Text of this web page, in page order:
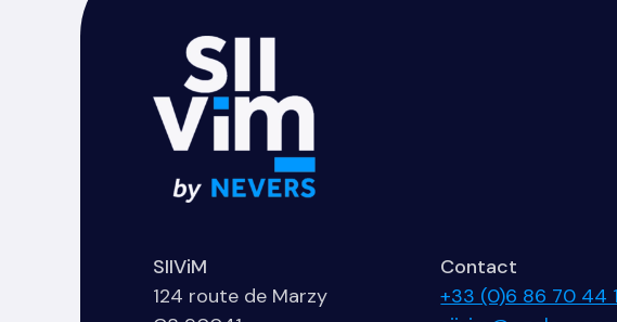
SIIViM
124 route de Marzy
Contact
+33 (0)6 86 70 44